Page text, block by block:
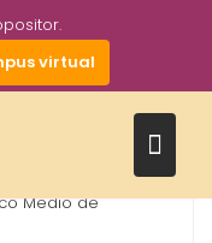
virtual
Medio de